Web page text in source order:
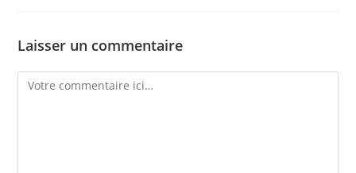
Laisser un commentaire